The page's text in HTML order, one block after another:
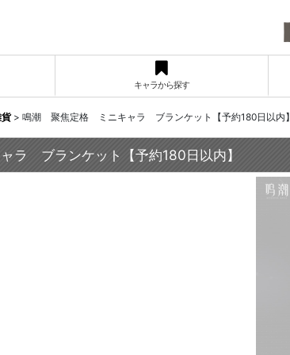
キャラから探す
> 鳴潮 聚焦定格 ミニキャラ ブランケット【予約180日以内】
ブランケット【予約180日以内】